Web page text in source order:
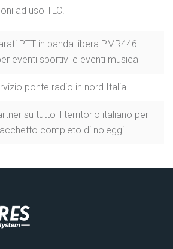
ad uso TLC.
PTT in banda libera PMR446
eventi sportivi e eventi musicali
ponte radio in nord Italia
su tutto il territorio italiano per
completo di noleggi